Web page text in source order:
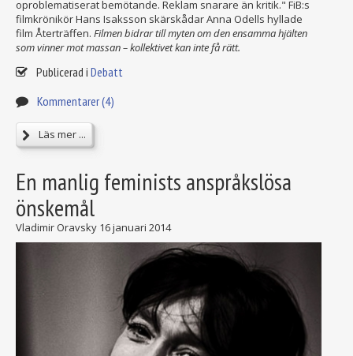
oproblematiserat bemötande. Reklam snarare än kritik." FiB:s
filmkrönikör Hans Isaksson skärskådar Anna Odells hyllade
film Återträffen. Filmen bidrar till myten om den ensamma hjälten
som vinner mot massan – kollektivet kan inte få rätt.
Publicerad i Debatt
Kommentarer (4)
Läs mer ...
En manlig feminists anspråkslösa
önskemål
Vladimir Oravsky 16 januari 2014